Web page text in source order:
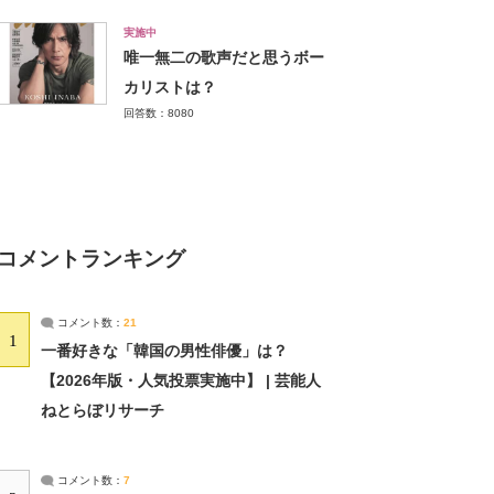
実施中
唯一無二の歌声だと思うボー
カリストは？
回答数：8080
メントランキング
1
コメント数： 21
一番好きな「韓国の男性俳優」は？
【2026年版・人気投票実施中】 | 芸能人
ねとらぼリサーチ
コメント数： 7